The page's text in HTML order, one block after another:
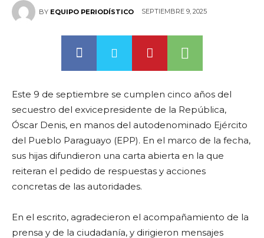
BY EQUIPO PERIODÍSTICO SEPTIEMBRE 9, 2025
Este 9 de septiembre se cumplen cinco años del
secuestro del exvicepresidente de la República,
Óscar Denis, en manos del autodenominado Ejército
del Pueblo Paraguayo (EPP). En el marco de la fecha,
sus hijas difundieron una carta abierta en la que
reiteran el pedido de respuestas y acciones
concretas de las autoridades.
En el escrito, agradecieron el acompañamiento de la
prensa y de la ciudadanía, y dirigieron mensajes